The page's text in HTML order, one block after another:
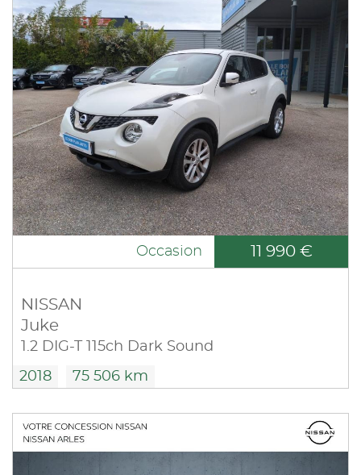
Occasion 11 990 €
NISSAN
Juke
1.2 DIG-T 115ch Dark Sound
2018 75 506 km